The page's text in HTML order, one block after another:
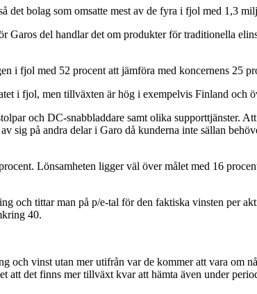
det bolag som omsatte mest av de fyra i fjol med 1,3
del handlar det om produkter för traditionella
i fjol med 52 procent att jämföra med koncernens 25
i fjol, men tillväxten är hög i exempelvis Finland och
och DC-snabbladdare samt olika supporttjänster.
sig på andra delar i Garo då kunderna inte sällan
Lönsamheten ligger väl över målet med 16
och tittar man på p/e-tal för den faktiska vinsten per
40.
och vinst utan mer utifrån var de kommer att vara om
att det finns mer tillväxt kvar att hämta även under